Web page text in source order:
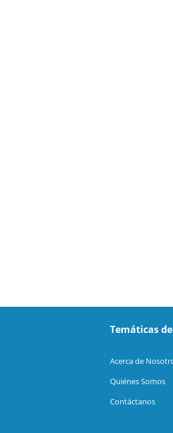
Temáticas
Acerca de
Quiénes Somos
Contáctanos